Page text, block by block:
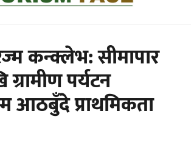
कन्क्लेभ: सीमापार
ग्रामीण पर्यटन
आठबुँदे प्राथमिकता